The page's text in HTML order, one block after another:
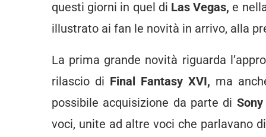
questi giorni in quel di Las Vegas, e
illustrato ai fan le novità in arrivo, alla
La prima grande novità riguarda
rilascio di Final Fantasy XVI, ma
possibile acquisizione da parte di
voci, unite ad altre voci che parlavano